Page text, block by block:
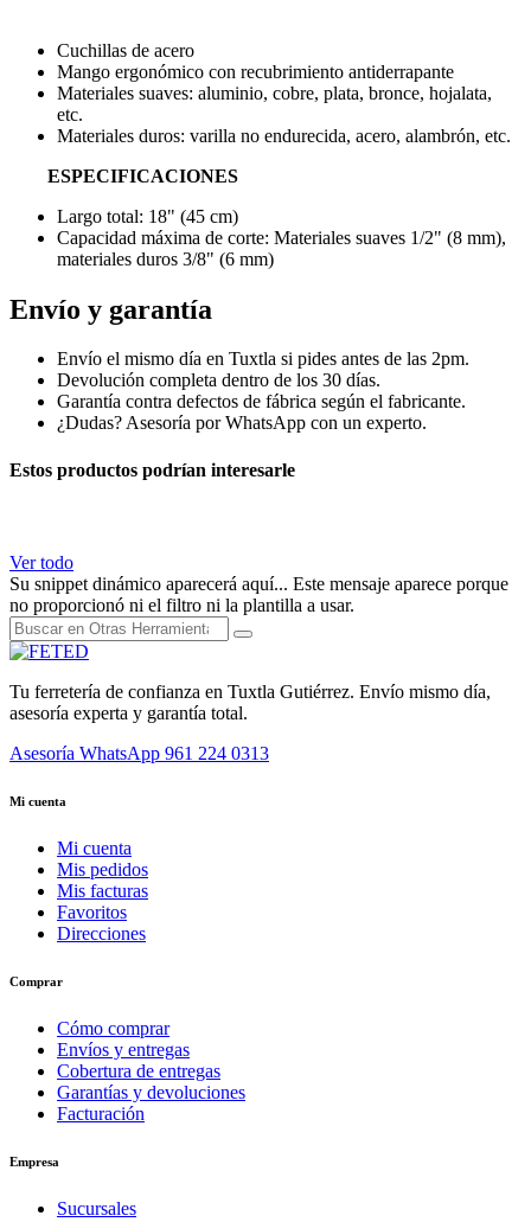
Cuchillas de acero
Mango ergonómico con recubrimiento antiderrapante
Materiales suaves: aluminio, cobre, plata, bronce, hojalata,
etc.
Materiales duros: varilla no endurecida, acero, alambrón, etc.
ESPECIFICACIONES
Largo total: 18" (45 cm)
Capacidad máxima de corte: Materiales suaves 1/2" (8 mm),
materiales duros 3/8" (6 mm)
Envío y garantía
Envío el mismo día en Tuxtla si pides antes de las 2pm.
Devolución completa dentro de los 30 días.
Garantía contra defectos de fábrica según el fabricante.
¿Dudas? Asesoría por WhatsApp con un experto.
Estos productos podrían interesarle
Ver todo
Su snippet dinámico aparecerá aquí... Este mensaje aparece porque
no proporcionó ni el filtro ni la plantilla a usar.
Tu ferretería de confianza en Tuxtla Gutiérrez. Envío mismo día,
asesoría experta y garantía total.
Asesoría WhatsApp 961 224 0313
Mi cuenta
Mi cuenta
Mis pedidos
Mis facturas
Favoritos
Direcciones
Comprar
Cómo comprar
Envíos y entregas
Cobertura de entregas
Garantías y devoluciones
Facturación
Empresa
Sucursales